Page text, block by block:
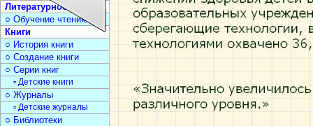
Литературное чтение
○ Обучение чтению
Книги
○ История книги
○ Создание книги
○ Серии книг
▫ Детские книги
○ Журналы
▫ Детские журналы
○ Библиотеки